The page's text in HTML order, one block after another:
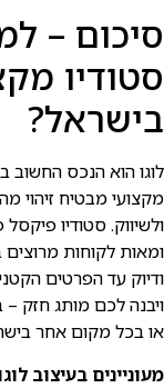
סיכום –
סטודיו
בישראל?
מקצועי מבטיח זיהוי
ומאות לקוחות מרוצים
ודיוק עד הפרטים
ויבנה לכם מותג חזק
או בכל מקום אחר
מעוניינים בעיצוב לוגו